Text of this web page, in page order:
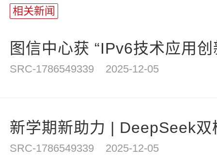
相关新闻
图信中心获 “IPv6技术应用
SRC-1786549339 2025-12-05
新学期新助力 | DeepSeek
SRC-1786549339 2025-12-05